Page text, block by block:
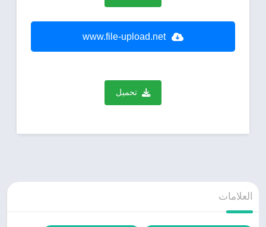
www.file-upload.net
تحميل
العلامات